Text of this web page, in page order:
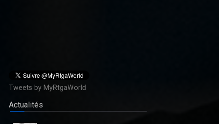
Le 27 décembre 2022, la République Démocratique du Congo
(RDC) a adopté la Loi n°22-069, visant à réformer le cadre
initiative para
Tweets by MyRtgaWorld
Actualités